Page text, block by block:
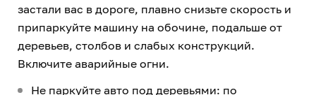
застали вас в дороге, плавно снизьте скорость и
припаркуйте машину на обочине, подальше от
деревьев, столбов и слабых конструкций.
Включите аварийные огни.
Не паркуйте авто под деревьями: по